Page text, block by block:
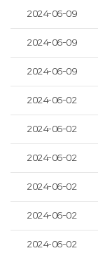
2024-06-09
2024-06-09
2024-06-09
2024-06-02
2024-06-02
2024-06-02
2024-06-02
2024-06-02
2024-06-02